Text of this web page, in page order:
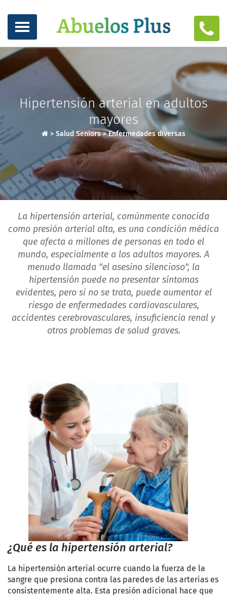
Hipertensión arterial en adultos
mayores
> Salud Seniors>Enfermedades diversas
La hipertensión arterial, comúnmente conocida
como presión arterial alta, es una condición médica
que afecta a millones de personas en todo el
mundo, especialmente a los adultos mayores. A
menudo llamada "el asesino silencioso", la
hipertensión puede no presentar síntomas
evidentes, pero si no se trata, puede aumentar el
riesgo de enfermedades cardiovasculares,
accidentes cerebrovasculares, insuficiencia renal y
otros problemas de salud graves.
¿Qué es la hipertensión arterial?
La hipertensión arterial ocurre cuando la fuerza de la
sangre que presiona contra las paredes de las arterias es
consistentemente alta. Esta presión adicional hace que